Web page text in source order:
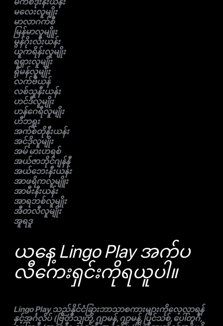
မလေးလူမျိုး
မာလာဂက်စီ
မြန်မာလူမျိူး
မွန်ဂိုးလီးယန်း
ယူကရိန်းလူမျိုး
ရရှားလူမျိုး
ရိုမန်လူမျိုး
လက်ဗီယန်
လစ်သူနီးယန်း
ဟင်ဒီလူမျိုး
ဟန်ဂေရီလူမျိုး
ဟီဘရူး
အက်စ်တိုနီးယန်း
အင်ဒိုလူမျိုး
အမ် မားဟရစ်
အယ်ဇာဘိုင်ဂျန်နီ
အယ်ဘေးနီးယန်း
အာဖရိကလူမျိူး
အာမီးနီးယန်း
အာရဘစ်လူမျိုး
အီတလီလူမျိုး
အူရဒူ
ယနေ့ Lingo Play အက်ပ
လီကေးရှင်းကိုရယူပါ။
Lingo Play သည်နိုင်ငံခြားဘာသာစကားများကိုလေ့လာရန်
နှင့်အင်္ဂလိပ် (ဗြိတိသျှတို့, ဂျာမန်, ဂျာမန်, ပြင်သစ်, ပေါ်တူဂီ,